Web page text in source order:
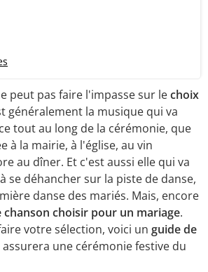
peut pas faire l'impasse sur lechoix
généralement la musique qui va
tout au long de la cérémonie, que
à la mairie, à l'église, au vin
au dîner. Et c'est aussi elle qui va
se déhancher sur la piste de danse,
danse des mariés. Mais, encore
chanson choisir pour un mariage.
votre sélection, voici un guide de
une cérémonie festive du